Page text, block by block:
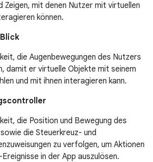
Zeigen, mit denen Nutzer mit virtuellen
können.
die Augenbewegungen des Nutzers
damit er virtuelle Objekte mit seinem
und mit ihnen interagieren kann.
die Position und Bewegung des
die Steuerkreuz- und
zu verfolgen, um Aktionen
in der App auszulösen.